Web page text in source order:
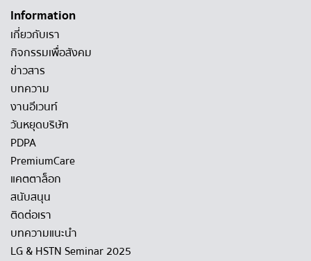
Information
เกี่ยวกับเรา
กิจกรรมเพื่อสังคม
ข่าวสาร
บทความ
งานอีเวนท์
วันหยุดบริษัท
PDPA
PremiumCare
แคตตาล็อก
สนับสนุน
ติดต่อเรา
บทความแนะนำ
LG & HSTN Seminar 2025